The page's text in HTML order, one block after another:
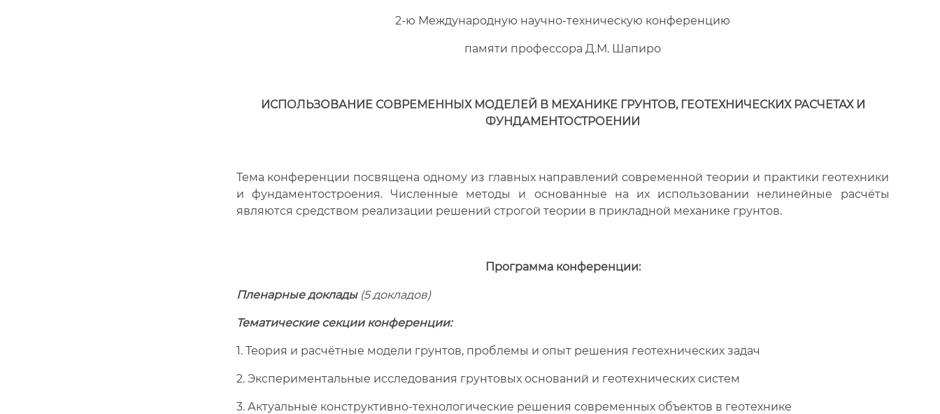
2-ю Международную научно-техническую конференцию
памяти профессора Д.М. Шапиро
ИСПОЛЬЗОВАНИЕ СОВРЕМЕННЫХ МОДЕЛЕЙ В МЕХАНИКЕ ГРУНТОВ, ГЕОТЕХНИЧЕСКИХ РАСЧЕТАХ И
ФУНДАМЕНТОСТРОЕНИИ
Тема конференции посвящена одному из главных направлений современной теории и практики геотехники
и фундаментостроения. Численные методы и основанные на их использовании нелинейные расчёты
являются средством реализации решений строгой теории в прикладной механике грунтов.
Программа конференции:
Пленарные доклады(5 докладов)
Тематические секции конференции:
1. Теория и расчётные модели грунтов, проблемы и опыт решения геотехнических задач
2. Экспериментальные исследования грунтовых оснований и геотехнических систем
3. Актуальные конструктивно-технологические решения современных объектов в геотехнике